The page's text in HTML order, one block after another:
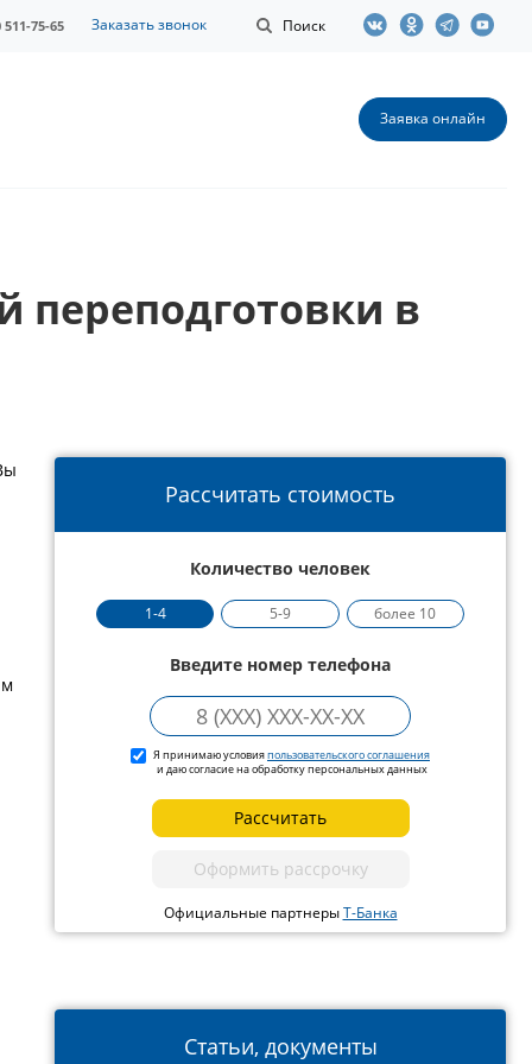
Поиск
511-75-65 Заказать звонок
Заявка онлайн
переподготовки в
Рассчитать стоимость
Количество человек
1-4 5-9 более 10
Введите номер телефона
Я принимаю условияпользовательского соглашения
и даю согласие на обработку персональных данных
Рассчитать
Оформить рассрочку
Официальные партнерыТ-Банка
Статьи, документы